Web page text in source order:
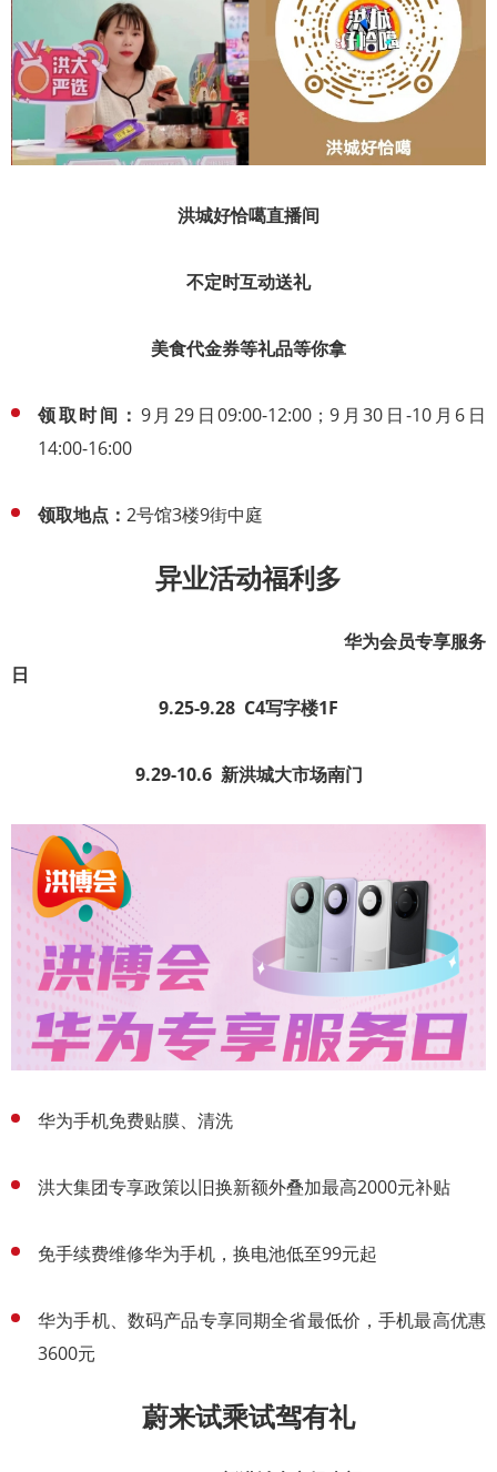
洪城好恰噶直播间
不定时互动送礼
美食代金券等礼品等你拿
领取时间： 9月29日09:00-12:00；9月30日-10月6日
14:00-16:00
领取地点： 2号馆3楼9街中庭
异业活动福利多
华为会员专享服务
日
9.25-9.28 C4写字楼1F
9.29-10.6 新洪城大市场南门
华为手机免费贴膜、清洗
洪大集团专享政策以旧换新额外叠加最高2000元补贴
免手续费维修华为手机，换电池低至99元起
华为手机、数码产品专享同期全省最低价，手机最高优惠
3600元
蔚来试乘试驾有礼